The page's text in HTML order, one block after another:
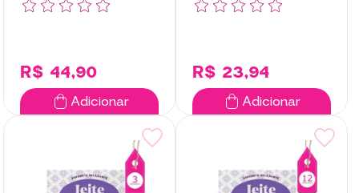
R$ 44,90
Adicionar
Unidades
R$ 23,94
Adicionar